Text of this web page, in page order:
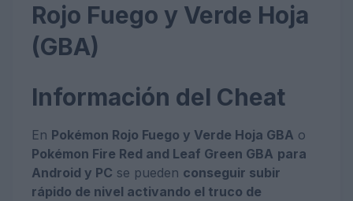
Rojo Fuego y Verde Hoja
(GBA)
Información del Cheat
En Pokémon Rojo Fuego y Verde Hoja GBA o
Pokémon Fire Red and Leaf Green GBA para
Android y PC se pueden conseguir subir
rápido de nivel activando el truco de